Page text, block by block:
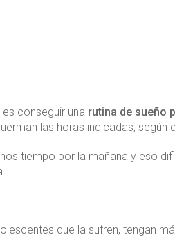
conseguir una rutina de sueño
las horas indicadas, según
tiempo por la mañana y eso
que la sufren, tengan